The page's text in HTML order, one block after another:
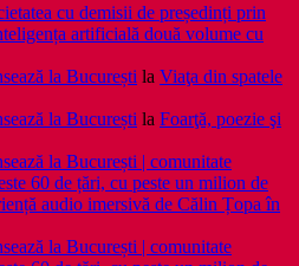
cu demisii de președinți prin
artificială două volume cu
la București la Viaţa din spatele
la București la Foarţă, poezie şi
la București | comunitate
60 de țări, cu peste un milion de
audio imersivă de Călin Țopa în
la București | comunitate